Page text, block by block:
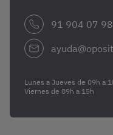
91 904 07 98
Lunes a Jueves de 09h a
Viernes de 09h a 15h